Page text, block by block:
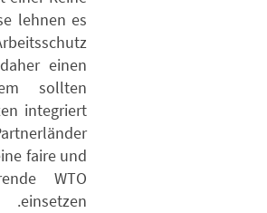
lehnen es
einen
sollten
integriert
faire und
WTO
einsetzen.